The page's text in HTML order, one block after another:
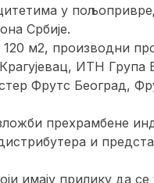
у
Србије.
м2, производни
ИТН Група
Фрутс Београд,
прехрамбене
и
имају прилику да се